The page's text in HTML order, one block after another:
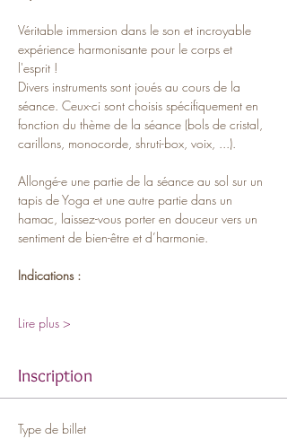
Véritable immersion dans le son et incroyable
expérience harmonisante pour le corps et
l'esprit !
Divers instruments sont joués au cours de la
séance. Ceux-ci sont choisis spécifiquement en
fonction du thème de la séance (bols de cristal,
carillons, monocorde, shruti-box, voix, ...).
Allongé-e une partie de la séance au sol sur un
tapis de Yoga et une autre partie dans un
hamac, laissez-vous porter en douceur vers un
sentiment de bien-être et d’harmonie.
Indications :
Lire plus >
Inscription
Type de billet